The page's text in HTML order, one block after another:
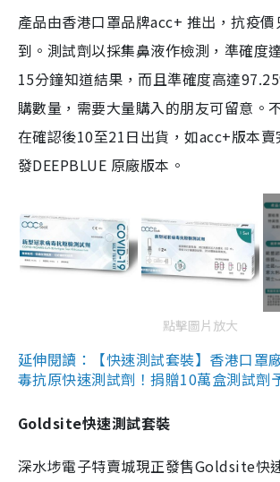
產品由香港口罩品牌acc+ 推出，抗疫價
到。測試劑以採集鼻液作檢測，準確度
15分鐘知道結果，而且準確度高達
購數量，需要大量購入的朋友可留意。
在確認後10至21日出貨，如acc+版本
發DEEPBLUE 原廠版本。
點擊圖片放大
延伸閱讀：【快速測試套裝】香港口罩
毒抗原快速測試劑！捐贈10萬盒測試劑
Goldsite快速測試套裝
深水埗電子特賣城現正發售Goldsite快